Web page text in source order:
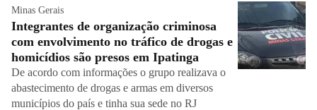
Minas Gerais
Integrantes de organização criminosa
com envolvimento no tráfico de drogas e
homicídios são presos em Ipatinga
De acordo com informações o grupo realizava o
abastecimento de drogas e armas em diversos
municípios do país e tinha sua sede no RJ